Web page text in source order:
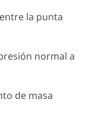
la punta
normal a
de masa